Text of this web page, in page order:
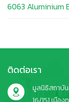
6063 Aluminium
ติดต่อเรา
มูลนิธิสถาบั